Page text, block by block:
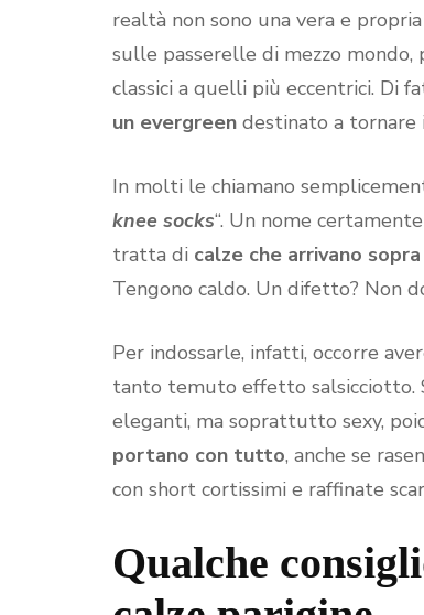
realtà non sono una vera e
sulle passerelle di mezzo
classici a quelli più eccentrici. Di
un evergreen destinato a tornare
In molti le chiamano
knee socks“. Un nome
tratta di calze che arrivano
Tengono caldo. Un difetto? Non
Per indossarle, infatti, occorre
tanto temuto effetto salsicciotto.
eleganti, ma soprattutto sexy,
portano con tutto, anche se
con short cortissimi e raffinate
Qualche